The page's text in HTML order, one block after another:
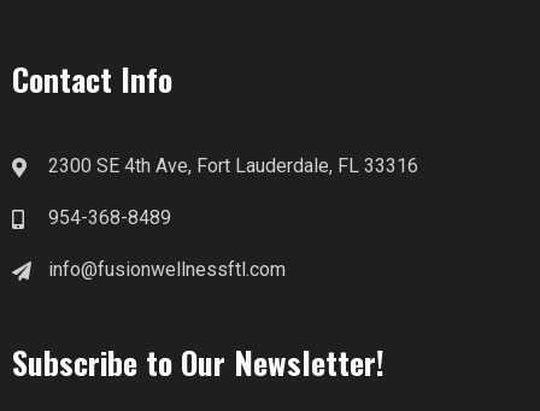
Contact Info
2300 SE 4th Ave, Fort Lauderdale, FL 33316
954-368-8489
info@fusionwellnessftl.com
Subscribe to Our Newsletter!